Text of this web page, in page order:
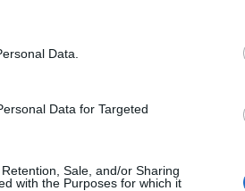
Data.
Data for Targeted
Sale, and/or Sharing
with the Purposes for which it
2000. Zichy Major, Budaörs 2000.
Iskola-Galéria, Budapest
1997. Neupack Hungária Kft.,
Vigadó Galéria, Budapest 2001.
2002. Jazz-Galéria,
út 93. A tárlat megtekinthető:
Szervezetének elnöke